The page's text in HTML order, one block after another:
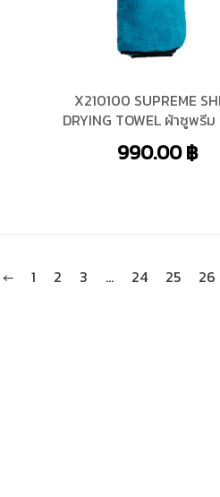
X210100 SUPREME
DRYING TOWEL ผ้าซูพรี
990.00฿
← 1 2 3 … 24 25 26